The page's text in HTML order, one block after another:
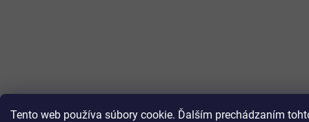
Tento web používa súbory cookie. Ďalším prechádzaním